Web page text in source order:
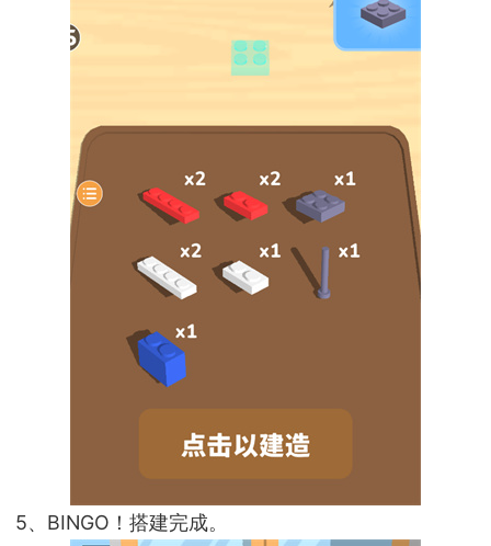
5、BINGO！搭建完成。